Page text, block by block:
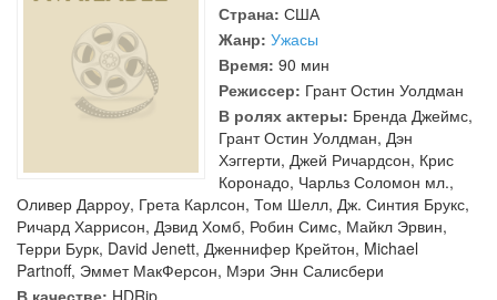
Страна: США
Жанр: Ужасы
Время: 90 мин
Режиссер: Грант Остин Уолдман
В ролях актеры: Бренда Джеймс,
Грант Остин Уолдман, Дэн
Хэггерти, Джей Ричардсон, Крис
Коронадо, Чарльз Соломон мл.,
Оливер Дарроу, Грета Карлсон, Том Шелл, Дж. Синтия Брукс,
Ричард Харрисон, Дэвид Хомб, Робин Симс, Майкл Эрвин,
Терри Бурк, David Jenett, Дженнифер Крейтон, Michael
Partnoff, Эммет МакФерсон, Мэри Энн Салисбери
В качестве: HDRip